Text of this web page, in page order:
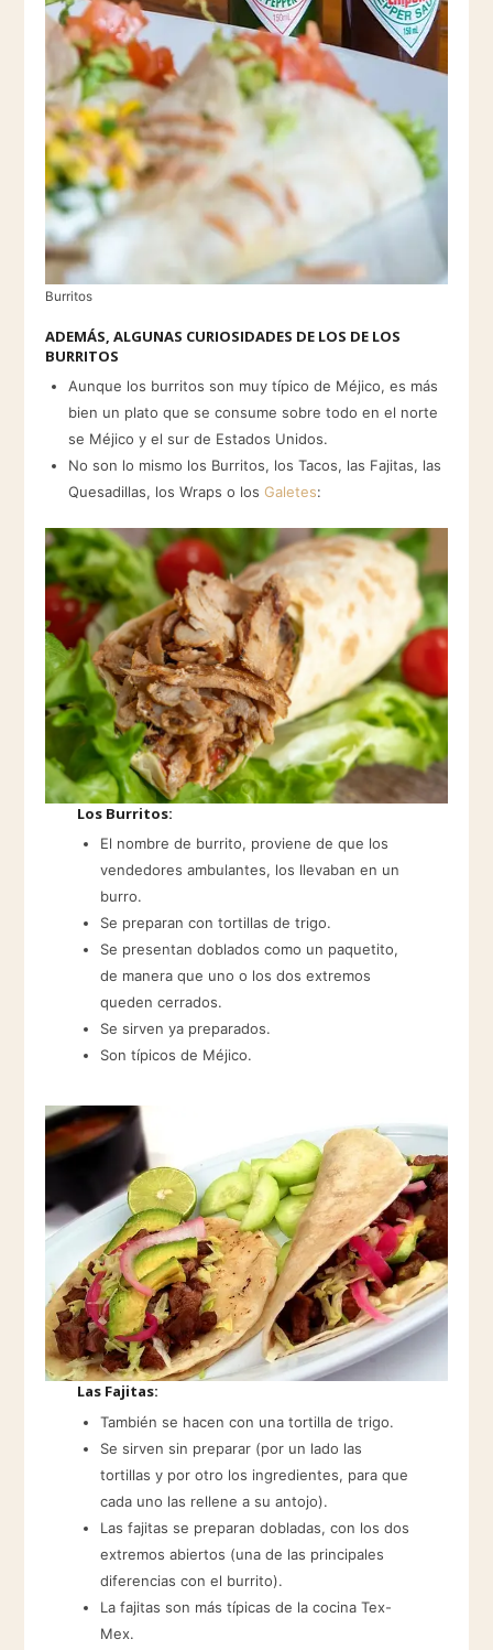
Burritos
ADEMÁS, ALGUNAS CURIOSIDADES DE LOS DE LOS
BURRITOS
Aunque los burritos son muy típico de Méjico, es más
bien un plato que se consume sobre todo en el norte
se Méjico y el sur de Estados Unidos.
No son lo mismo los Burritos, los Tacos, las Fajitas, las
Quesadillas, los Wraps o los Galetes:
Los Burritos:
El nombre de burrito, proviene de que los
vendedores ambulantes, los llevaban en un
burro.
Se preparan con tortillas de trigo.
Se presentan doblados como un paquetito,
de manera que uno o los dos extremos
queden cerrados.
Se sirven ya preparados.
Son típicos de Méjico.
Las Fajitas:
También se hacen con una tortilla de trigo.
Se sirven sin preparar (por un lado las
tortillas y por otro los ingredientes, para que
cada uno las rellene a su antojo).
Las fajitas se preparan dobladas, con los dos
extremos abiertos (una de las principales
diferencias con el burrito).
La fajitas son más típicas de la cocina Tex-
Mex.